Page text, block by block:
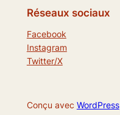
Réseaux sociaux
Facebook
Instagram
Twitter/X
Conçu avec WordPress